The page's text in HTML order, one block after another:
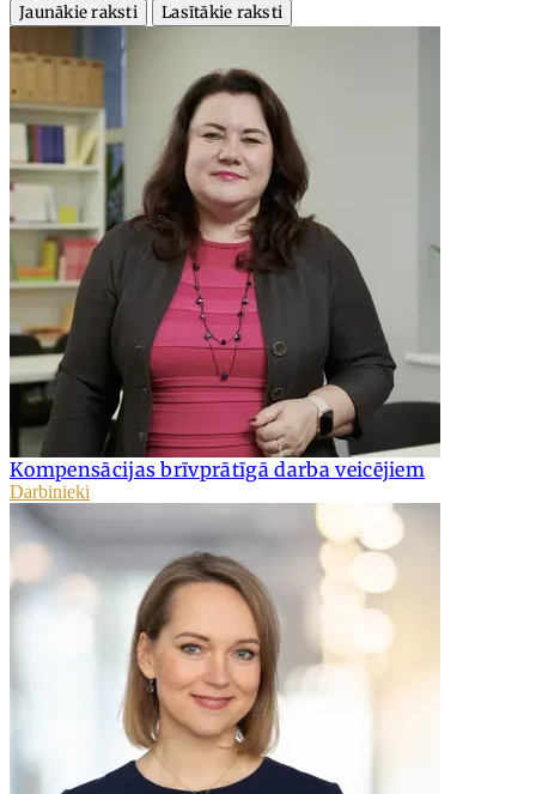
Jaunākie raksti
Lasītākie raksti
Kompensācijas brīvprātīgā darba veicējiem
Darbinieki